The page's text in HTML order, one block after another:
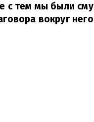
с тем мы были
вокруг